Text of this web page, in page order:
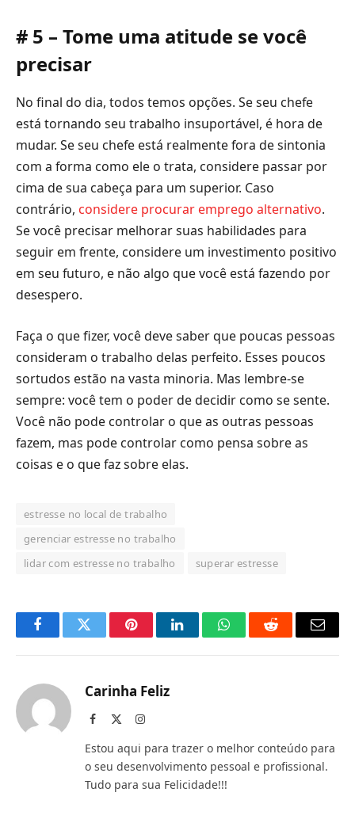
# 5 – Tome uma atitude se você
precisar
No final do dia, todos temos opções. Se seu chefe
está tornando seu trabalho insuportável, é hora de
mudar. Se seu chefe está realmente fora de sintonia
com a forma como ele o trata, considere passar por
cima de sua cabeça para um superior. Caso
contrário, considere procurar emprego alternativo.
Se você precisar melhorar suas habilidades para
seguir em frente, considere um investimento positivo
em seu futuro, e não algo que você está fazendo por
desespero.
Faça o que fizer, você deve saber que poucas pessoas
consideram o trabalho delas perfeito. Esses poucos
sortudos estão na vasta minoria. Mas lembre-se
sempre: você tem o poder de decidir como se sente.
Você não pode controlar o que as outras pessoas
fazem, mas pode controlar como pensa sobre as
coisas e o que faz sobre elas.
estresse no local de trabalho
gerenciar estresse no trabalho
lidar com estresse no trabalho
superar estresse
FacebookTwitter PinterestLinkedInO
WhatsApp?
Reddit
E-
Carinha Feliz
Facebook Instagram
Estou aqui para trazer o melhor conteúdo para
o seu desenvolvimento pessoal e profissional.
Tudo para sua Felicidade!!!